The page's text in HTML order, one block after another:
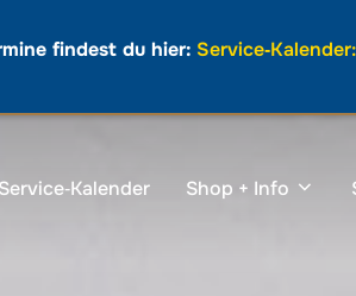
findest du hier:
Service‑Kalender Shop + Info